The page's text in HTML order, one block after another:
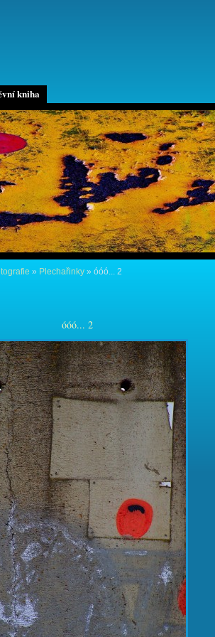
kniha
» Plechařinky » óóó... 2
óóó... 2